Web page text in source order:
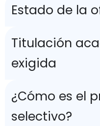
Estado de la
Titulación
exigida
¿Cómo es el
selectivo?